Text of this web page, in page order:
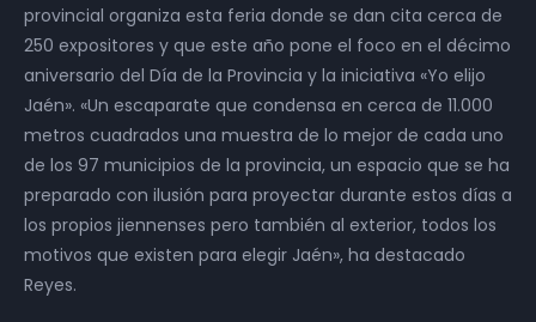
provincial organiza esta feria donde se dan cita cerca de
250 expositores y que este año pone el foco en el décimo
aniversario del Día de la Provincia y la iniciativa «Yo elijo
Jaén». «Un escaparate que condensa en cerca de 11.000
metros cuadrados una muestra de lo mejor de cada uno
de los 97 municipios de la provincia, un espacio que se ha
preparado con ilusión para proyectar durante estos días a
los propios jiennenses pero también al exterior, todos los
motivos que existen para elegir Jaén», ha destacado
Reyes.